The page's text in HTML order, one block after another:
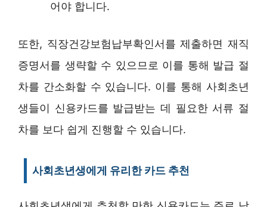
어야 합니다.
또한, 직장건강보험납부확인서를 제출하면 재직
증명서를 생략할 수 있으므로 이를 통해 발급 절
차를 간소화할 수 있습니다. 이를 통해 사회초년
생들이 신용카드를 발급받는 데 필요한 서류 절
차를 보다 쉽게 진행할 수 있습니다.
사회초년생에게 유리한 카드 추천